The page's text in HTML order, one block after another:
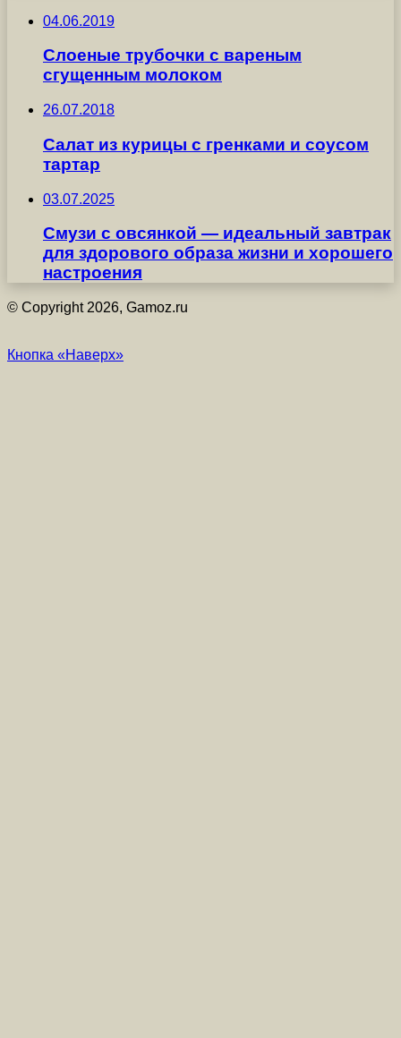
04.06.2019
Слоеные трубочки с вареным
сгущенным молоком
26.07.2018
Салат из курицы с гренками и соусом
тартар
03.07.2025
Смузи с овсянкой — идеальный завтрак
для здорового образа жизни и хорошего
настроения
© Copyright 2026, Gamoz.ru
Кнопка «Наверх»